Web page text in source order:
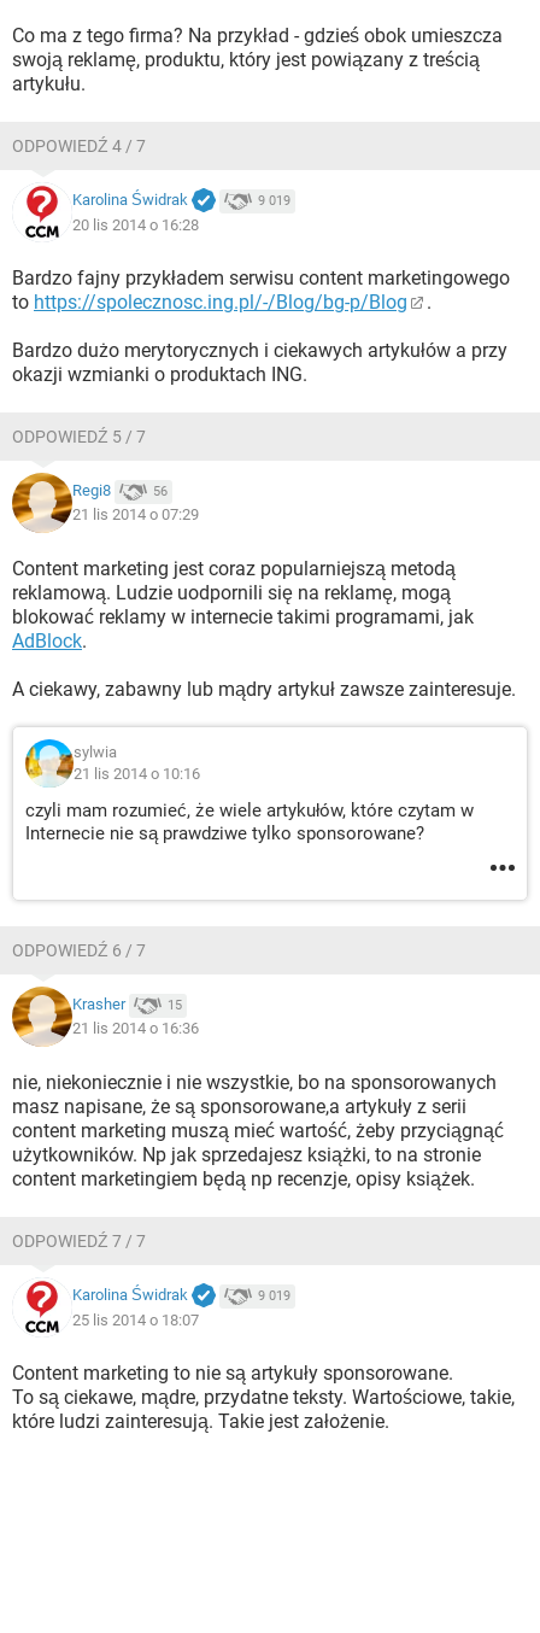
Co ma z tego firma? Na przykład - gdzieś obok umieszcza
swoją reklamę, produktu, który jest powiązany z treścią
artykułu.
ODPOWIEDŹ 4 / 7
Karolina Świdrak 9 019
20 lis 2014 o 16:28
Bardzo fajny przykładem serwisu content marketingowego
to https://spolecznosc.ing.pl/-/Blog/bg-p/Blog .
Bardzo dużo merytorycznych i ciekawych artykułów a przy
okazji wzmianki o produktach ING.
ODPOWIEDŹ 5 / 7
Regi8 56
21 lis 2014 o 07:29
Content marketing jest coraz popularniejszą metodą
reklamową. Ludzie uodpornili się na reklamę, mogą
blokować reklamy w internecie takimi programami, jak
AdBlock.
A ciekawy, zabawny lub mądry artykuł zawsze zainteresuje.
sylwia
21 lis 2014 o 10:16
czyli mam rozumieć, że wiele artykułów, które czytam w
Internecie nie są prawdziwe tylko sponsorowane?
ODPOWIEDŹ 6 / 7
Krasher 15
21 lis 2014 o 16:36
nie, niekoniecznie i nie wszystkie, bo na sponsorowanych
masz napisane, że są sponsorowane,a artykuły z serii
content marketing muszą mieć wartość, żeby przyciągnąć
użytkowników. Np jak sprzedajesz książki, to na stronie
content marketingiem będą np recenzje, opisy książek.
ODPOWIEDŹ 7 / 7
Karolina Świdrak 9 019
25 lis 2014 o 18:07
Content marketing to nie są artykuły sponsorowane.
To są ciekawe, mądre, przydatne teksty. Wartościowe, takie,
które ludzi zainteresują. Takie jest założenie.